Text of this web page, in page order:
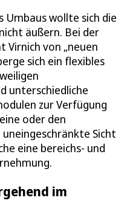
Umbaus wollte sich die
äußern. Bei der
Virnich von „neuen
sich ein flexibles
unterschiedliche
zur Verfügung
oder den
Sicht
eine bereichs- und
im